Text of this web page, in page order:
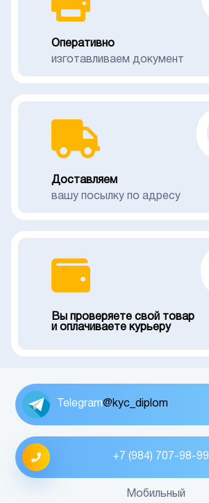
Оперативно
изготавливаем документ
Доставляем
вашу посылку по адресу
Вы проверяете свой товар
и оплачиваете курьеру
Telegram@kyc_diplom
+7 (984) 707-98-99
Мобильный